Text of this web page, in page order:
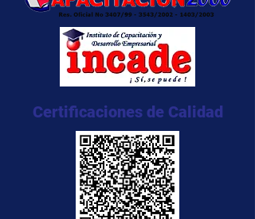
Certificaciones de Calidad